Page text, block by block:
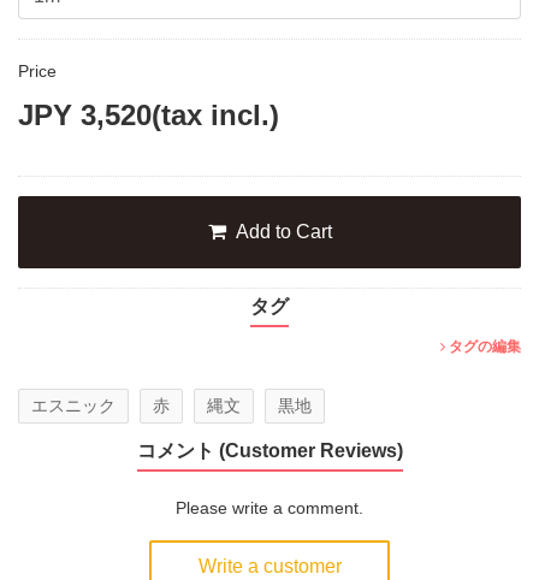
Price
JPY 3,520(tax incl.)
Add to Cart
コメント (Customer Reviews)
Please write a comment.
Write a customer
タグ
タグの編集
エスニック 赤 縄文 黒地